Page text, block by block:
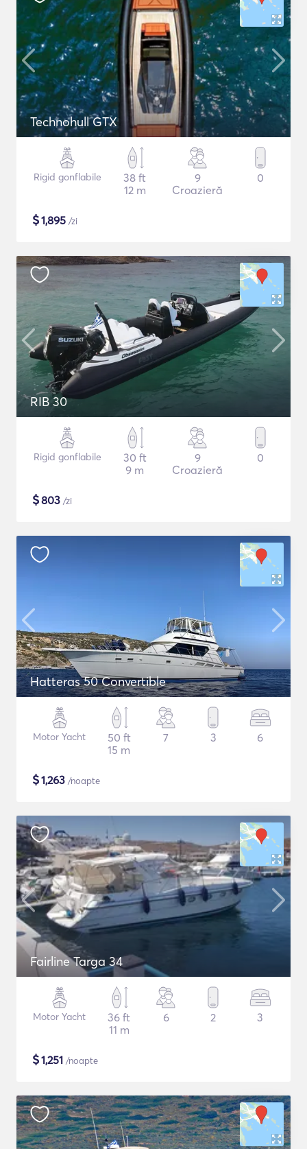
Technohull GTX
Rigid gonflabile
38 ft
12 m
9
Croazieră
0
$1,895 /zi
RIB 30
Rigid gonflabile
30 ft
9 m
9
Croazieră
0
$803 /zi
Hatteras 50 Convertible
Motor Yacht
50 ft
15 m
7 3 6
$1,263 /noapte
Fairline Targa 34
Motor Yacht
36 ft
11 m
6 2 3
$1,251 /noapte